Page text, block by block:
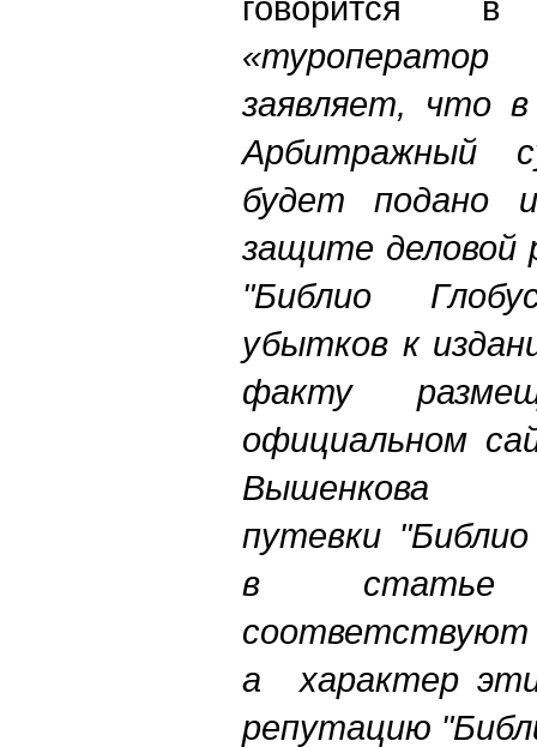
заявляет, что
Арбитражный
будет подано
защите деловой
"Библио
убытков к
факту
официальном
Вышенкова
путевки
в статье
а характер
репутацию